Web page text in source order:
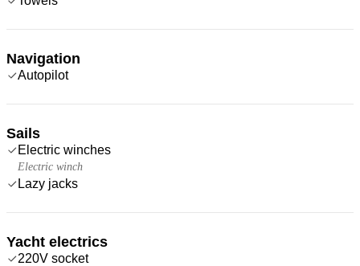
Navigation
Autopilot
Sails
Electric winches
Electric winch
Lazy jacks
Yacht electrics
220V socket